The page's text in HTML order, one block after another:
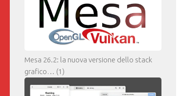
Mesa 26.2: la nuova versione dello stack
grafico… (1)